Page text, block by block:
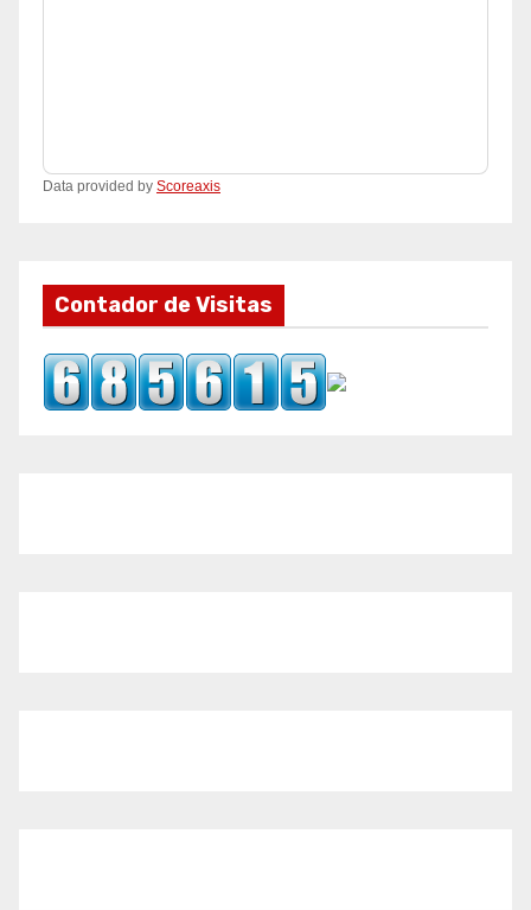
Data provided by Scoreaxis
Contador de Visitas